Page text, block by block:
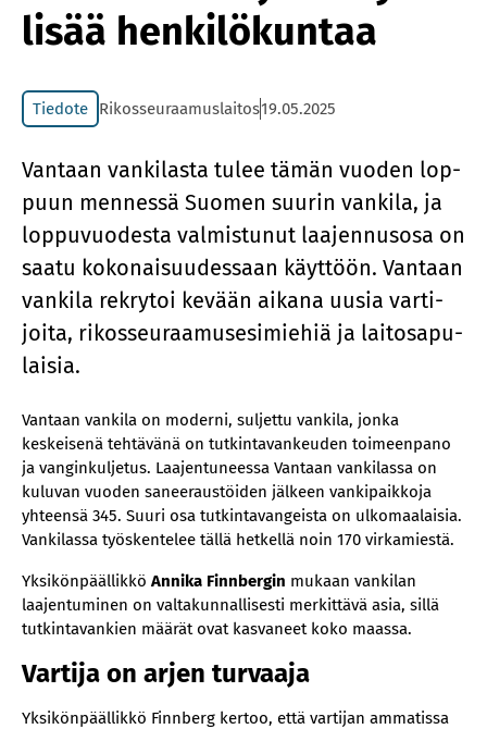
lisää henkilökuntaa
Tiedote Rikosseuraamuslaitos19.05.2025
Van­taan van­ki­las­ta tu­lee tä­män vuo­den lop­
puun men­nes­sä Suo­men suu­rin van­ki­la, ja
lop­pu­vuo­des­ta val­mis­tu­nut laa­jen­nus­osa on
saa­tu ko­ko­nai­suu­des­saan käyt­töön. Van­taan
van­ki­la rek­ry­toi ke­vään ai­ka­na uusia var­ti­
joi­ta, ri­kos­seu­raa­muse­si­mie­hiä ja lai­tos­a­pu­
lai­sia.
Vantaan vankila on moderni, suljettu vankila, jonka
keskeisenä tehtävänä on tutkintavankeuden toimeenpano
ja vanginkuljetus. Laajentuneessa Vantaan vankilassa on
kuluvan vuoden saneeraustöiden jälkeen vankipaikkoja
yhteensä 345. Suuri osa tutkintavangeista on ulkomaalaisia.
Vankilassa työskentelee tällä hetkellä noin 170 virkamiestä.
Yksikönpäällikkö Annika Finnbergin mukaan vankilan
laajentuminen on valtakunnallisesti merkittävä asia, sillä
tutkintavankien määrät ovat kasvaneet koko maassa.
Vartija on arjen turvaaja
Yksikönpäällikkö Finnberg kertoo, että vartijan ammatissa